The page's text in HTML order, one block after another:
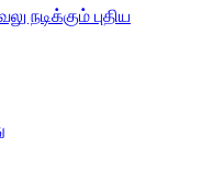
நடிக்கும் புதிய